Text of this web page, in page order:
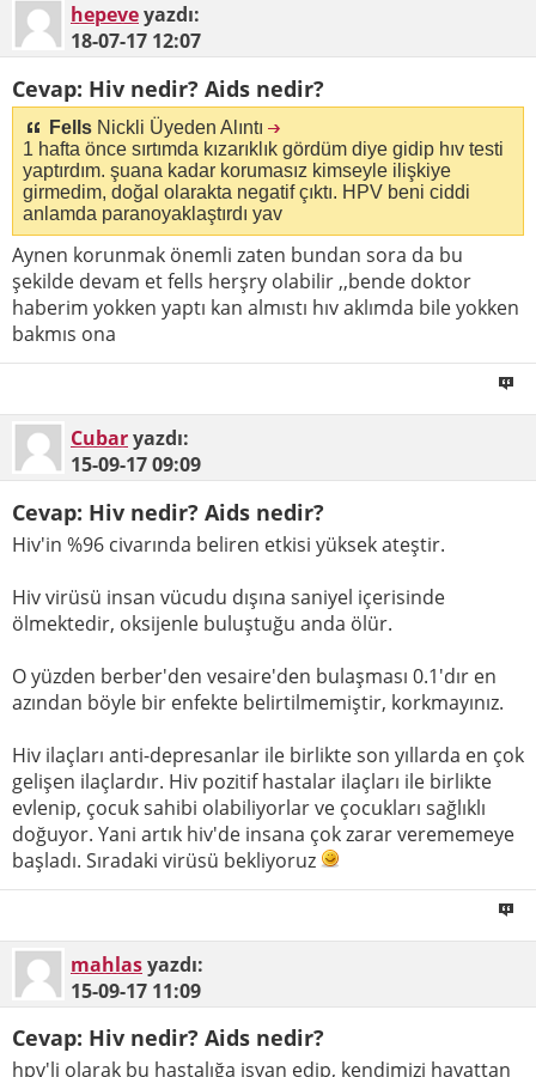
hepeveyazdı:
18-07-17 12:07
Cevap: Hiv nedir? Aids nedir?
Fells Nickli Üyeden Alıntı
1 hafta önce sırtımda kızarıklık gördüm diye gidip hıv testi
yaptırdım. şuana kadar korumasız kimseyle ilişkiye
girmedim, doğal olarakta negatif çıktı. HPV beni ciddi
anlamda paranoyaklaştırdı yav
Aynen korunmak önemli zaten bundan sora da bu
şekilde devam et fells herşry olabilir ,,bende doktor
haberim yokken yaptı kan almıstı hıv aklımda bile yokken
bakmıs ona
Cubaryazdı:
15-09-1709:09
Cevap: Hiv nedir? Aids nedir?
Hiv'in %96 civarında beliren etkisi yüksek ateştir.
Hiv virüsü insan vücudu dışına saniyel içerisinde
ölmektedir, oksijenle buluştuğu anda ölür.
O yüzden berber'den vesaire'den bulaşması 0.1'dır en
azından böyle bir enfekte belirtilmemiştir, korkmayınız.
Hiv ilaçları anti-depresanlar ile birlikte son yıllarda en çok
gelişen ilaçlardır. Hiv pozitif hastalar ilaçları ile birlikte
evlenip, çocuk sahibi olabiliyorlar ve çocukları sağlıklı
doğuyor. Yani artık hiv'de insana çok zarar verememeye
başladı. Sıradaki virüsü bekliyoruz
mahlasyazdı:
15-09-17 11:09
Cevap: Hiv nedir? Aids nedir?
hpv'li olarak bu hastalığa isyan edip, kendimizi hayattan